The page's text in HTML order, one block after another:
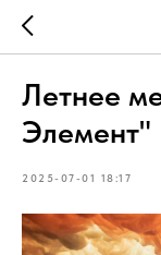
Летнее
Элемент"
2025-07-01 18:17